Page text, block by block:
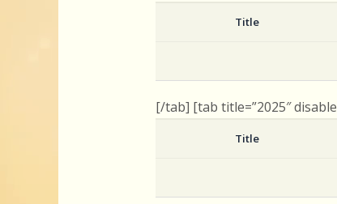
Title
[/tab] [tab title=”2025″
Title